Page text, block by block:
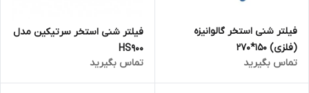
فیلتر شنی استخر گالوانیزه
(فلزی) 150*270
تماس بگیرید
فیلتر شنی استخر سرتیکین مدل
HS900
تماس بگیرید